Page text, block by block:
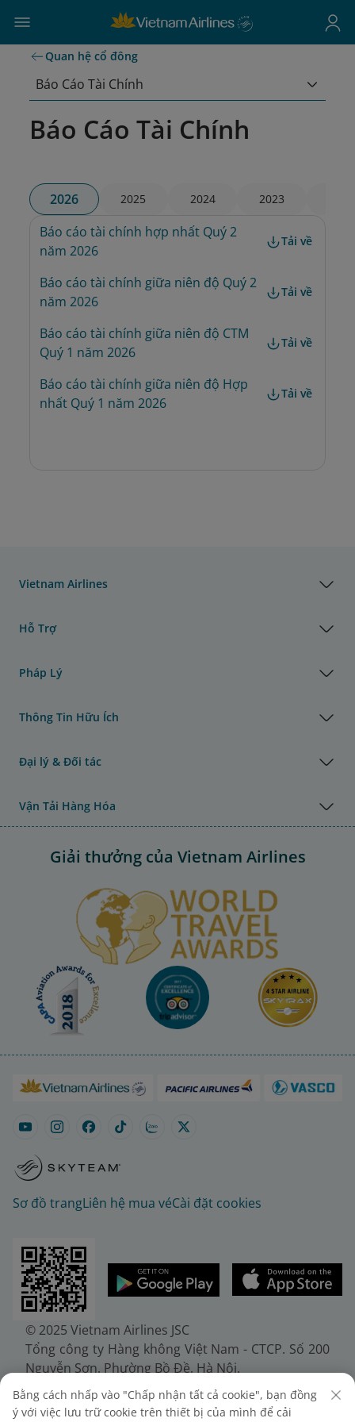
Quan hệ cổ đông
Báo Cáo Tài Chính
Báo Cáo Tài Chính
2026 2025 2024 2023
Báo cáo tài chính hợp nhất Quý 2
năm 2026
Tải về
Báo cáo tài chính giữa niên độ Quý 2
năm 2026
Tải về
Báo cáo tài chính giữa niên độ CTM
Quý 1 năm 2026
Tải về
Báo cáo tài chính giữa niên độ Hợp
nhất Quý 1 năm 2026
Tải về
Vietnam Airlines
Hỗ Trợ
Pháp Lý
Thông Tin Hữu Ích
Đại lý & Đối tác
Vận Tải Hàng Hóa
Giải thưởng của Vietnam Airlines
Sơ đồ trangLiên hệ mua véCài đặt cookies
© 2025 Vietnam Airlines JSC
Tổng công ty Hàng không Việt Nam - CTCP. Số 200
Nguyễn Sơn, Phường Bồ Đề, Hà Nội.
Điện thoại: (+84-24) 38272289. Fax: (+84-24)
38722375
Bằng cách nhấp vào "Chấp nhận tất cả cookie", bạn đồng
ý với việc lưu trữ cookie trên thiết bị của mình để cải